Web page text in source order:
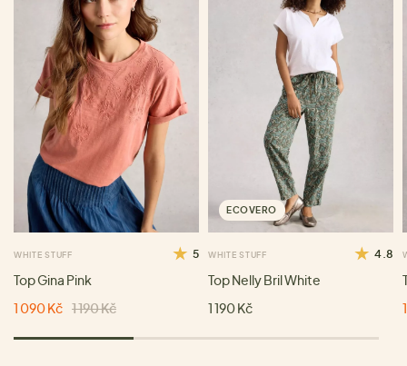
WHITE STUFF 5
Top Gina Pink
1 090 Kč 1 190 Kč
ECOVERO
WHITE STUFF 4.8
Top Nelly Bril White
1 190 Kč